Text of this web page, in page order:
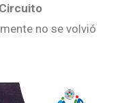
Circuito
no se volvió